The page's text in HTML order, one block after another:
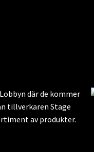
där de kommer
tillverkaren Stage
av produkter.